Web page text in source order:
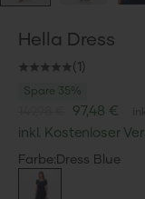
Hella Dress
(1)
Spare 35%
Angebot97,48 €
inkl. Kostenloser
Color
Farbe: Dress Blue
Dress Blue